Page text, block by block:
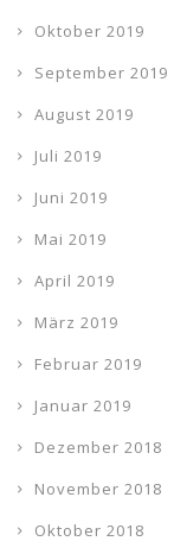
Oktober 2019
September 2019
August 2019
Juli 2019
Juni 2019
Mai 2019
April 2019
März 2019
Februar 2019
Januar 2019
Dezember 2018
November 2018
Oktober 2018